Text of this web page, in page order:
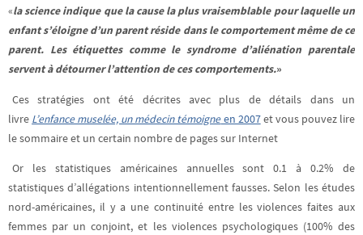
«la science indique que la cause la plus vraisemblable pour laquelle un
enfant s’éloigne d’un parent réside dans le comportement même de ce
parent. Les étiquettes comme le syndrome d’aliénation parentale
servent à détourner l’attention de ces comportements.»
Ces stratégies ont été décrites avec plus de détails dans un
livre L’enfance muselée, un médecin témoigneen 2007et vous pouvez lire
le sommaire et un certain nombre de pages sur Internet
Or les statistiques américaines annuelles sont 0.1 à 0.2% de
statistiques d’allégations intentionnellement fausses. Selon les études
nord-américaines, il y a une continuité entre les violences faites aux
femmes par un conjoint, et les violences psychologiques (100% des